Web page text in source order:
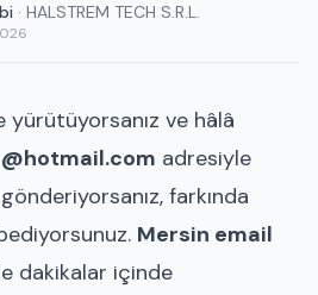
· HALSTREM TECH S.R.L.
ve hâlâ
@hotmail.com adresiyle
farkında
Mersin email
dakikalar içinde